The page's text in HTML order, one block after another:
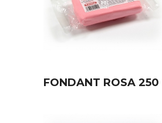
FONDANT ROSA 250